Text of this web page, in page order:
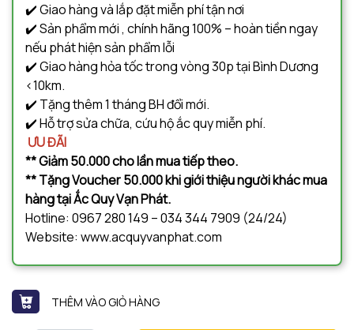
✔️ Giao hàng và lắp đặt miễn phí tận nơi
✔️ Sản phẩm mới , chính hãng 100% – hoàn tiền ngay
nếu phát hiện sản phẩm lỗi
✔️ Giao hàng hỏa tốc trong vòng 30p tại Bình Dương
<10km.
✔️ Tặng thêm 1 tháng BH đổi mới.
✔️ Hỗ trợ sửa chữa, cứu hộ ắc quy miễn phí.
ƯU ĐÃI
** Giảm 50.000 cho lần mua tiếp theo.
** Tặng Voucher 50.000 khi giới thiệu người khác mua
hàng tại Ắc Quy Vạn Phát.
Hotline: 0967 280 149 – 034 344 7909 (24/24)
Website: www.acquyvanphat.com
THÊM VÀO GIỎ HÀNG